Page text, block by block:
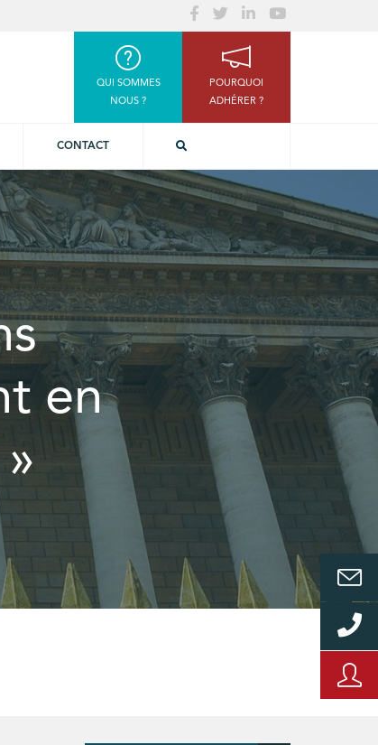
QUI SOMMES
NOUS ?
POURQUOI
ADHÉRER ?
CONTACT
en